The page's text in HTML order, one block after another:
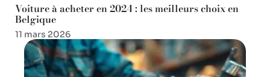
Voiture à acheter en 2024 : les meilleurs choix en
Belgique
11 mars 2026